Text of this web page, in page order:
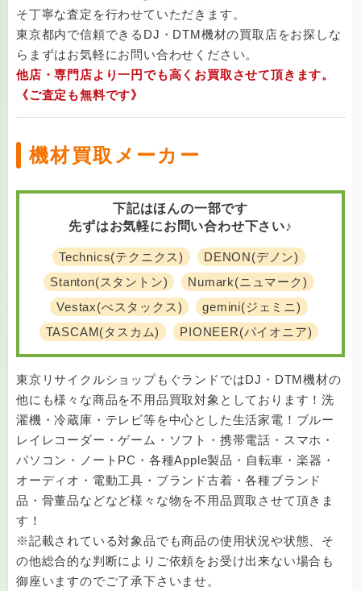
そ丁寧な査定を行わせていただきます。
東京都内で信頼できるDJ・DTM機材の買取店をお探しな
らまずはお気軽にお問い合わせください。
他店・専門店より一円でも高くお買取させて頂きます。
《ご査定も無料です》
機材買取メーカー
下記はほんの一部です
先ずはお気軽にお問い合わせ下さい♪
Technics(テクニクス)
DENON(デノン)
Stanton(スタントン)
Numark(ニュマーク)
Vestax(べスタックス)
gemini(ジェミニ)
TASCAM(タスカム)
PIONEER(パイオニア)
東京リサイクルショップもぐランドではDJ・DTM機材の
他にも様々な商品を不用品買取対象としております！洗
濯機・冷蔵庫・テレビ等を中心とした生活家電！ブルー
レイレコーダー・ゲーム・ソフト・携帯電話・スマホ・
パソコン・ノートPC・各種Apple製品・自転車・楽器・
オーディオ・電動工具・ブランド古着・各種ブランド
品・骨董品などなど様々な物を不用品買取させて頂きま
す！
※記載されている対象品でも商品の使用状況や状態、そ
の他総合的な判断によりご依頼をお受け出来ない場合も
御座いますのでご了承下さいませ。